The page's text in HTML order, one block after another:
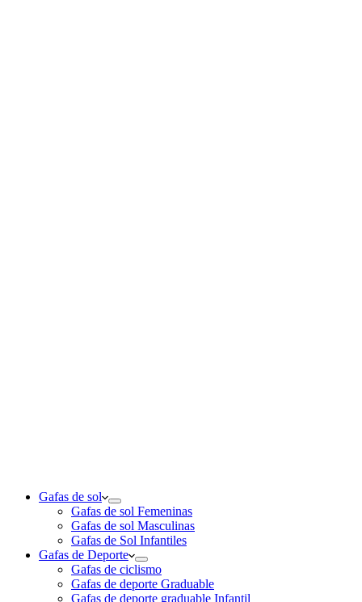
Gafas de sol
Gafas de sol Femeninas
Gafas de sol Masculinas
Gafas de Sol Infantiles
Gafas de Deporte
Gafas de ciclismo
Gafas de deporte Graduable
Gafas de deporte graduable Infantil